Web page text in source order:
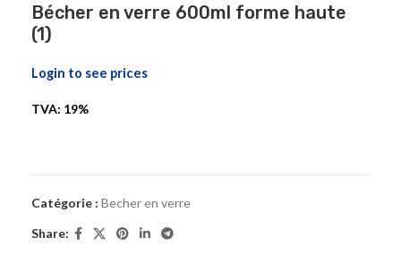
Bécher en verre 600ml forme haute
(1)
Login to see prices
TVA: 19%
Catégorie : Becher en verre
Share: